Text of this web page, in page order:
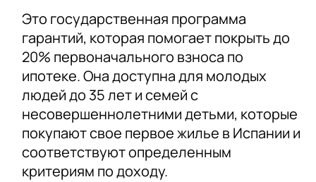
Это государственная программа
гарантий, которая помогает покрыть до
20% первоначального взноса по
ипотеке. Она доступна для молодых
людей до 35 лет и семей с
несовершеннолетними детьми, которые
покупают свое первое жилье в Испании и
соответствуют определенным
критериям по доходу.